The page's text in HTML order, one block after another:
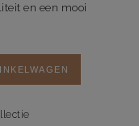
en een mooi